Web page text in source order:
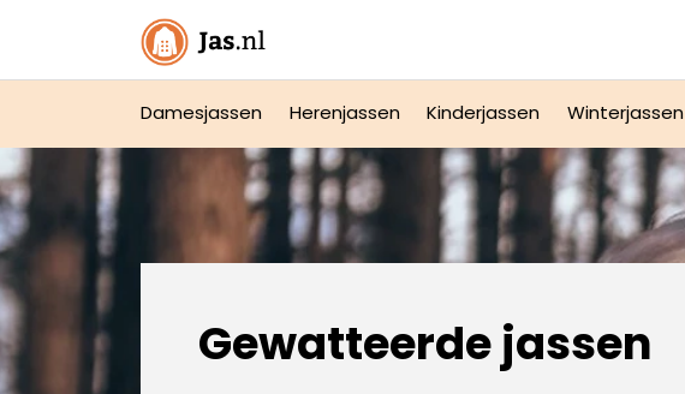
Damesjassen Herenjassen Kinderjassen Winterjassen
Gewatteerde jassen